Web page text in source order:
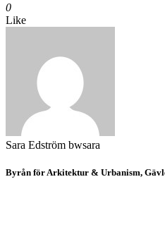
0
Like
Sara Edström bwsara
Byrån för Arkitektur & Urbanism,